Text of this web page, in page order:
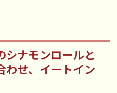
シナモンロールと
わせ、イートイン